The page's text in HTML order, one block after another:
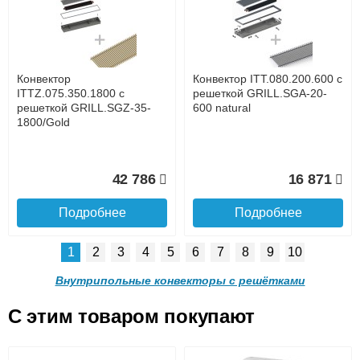
до подъезда
услуга платная
с решеткой GRILL.SGA-20-
1300 natural
30 665
Подробнее
с решеткой GRILL.SGA-20-
1000 natural
24 638
Конвектор ITT.080.200.900 с
решеткой GRILL.SGA-20-
900 natural
Конвектор ITT.080.200.800 с
решеткой GRILL.SGA-20-
800 natural
Конвектор
ITTZ.075.350.1800 с
решеткой GRILL.SGZ-35-
1800/Gold
42 786
Подробнее
Конвектор ITT.080.200.600 с
решеткой GRILL.SGA-20-
600 natural
16 871
Подробнее
1 2 3 4 5 6 7 8 9 10
Внутрипольные конвекторы с решётками
C этим товаром покупают